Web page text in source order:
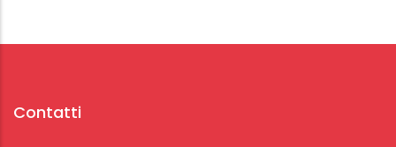
Contatti